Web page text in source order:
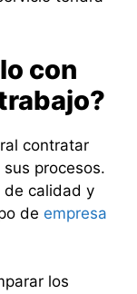
con
contratar
procesos.
de calidad y
de empresa
los